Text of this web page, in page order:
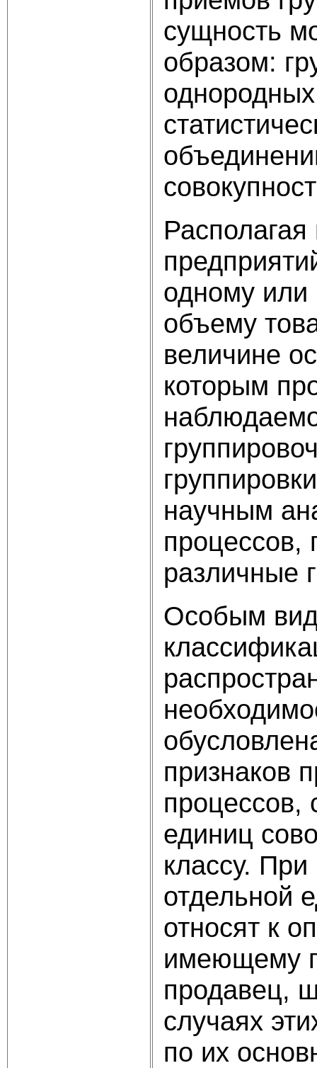
сущность
образом:
одному или
объему
величине
которым
научным
процессов,
различные
Особым
признаков
процессов,
единиц
классу. При
отдельной
относят к
имеющему
продавец,
случаях
по их